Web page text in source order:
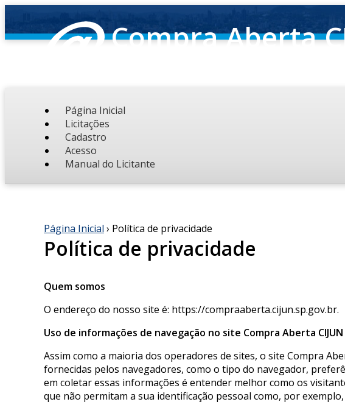
Compra Aberta
Página Inicial
Licitações
Cadastro
Acesso
Manual do Licitante
Página Inicial › Política de privacidade
Política de privacidade
Quem somos
O endereço do nosso site é: https://compraaberta.cijun.sp.gov.br.
Uso de informações de navegação no site Compra Aberta CIJUN
Assim como a maioria dos operadores de sites, o site Compra
fornecidas pelos navegadores, como o tipo do navegador,
em coletar essas informações é entender melhor como os
que não permitam a sua identificação pessoal como, por